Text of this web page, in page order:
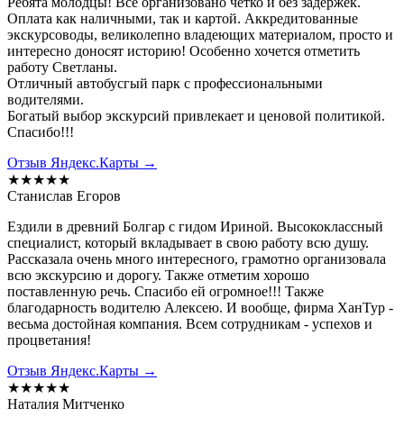
Оплата как наличными, так и картой. Аккредитованные
экскурсоводы, великолепно владеющих материалом, просто и
интересно доносят историю! Особенно хочется отметить
работу Светланы.
Отличный автобусгый парк с профессиональными
водителями.
Богатый выбор экскурсий привлекает и ценовой политикой.
Спасибо!!!
Отзыв Яндекс.Карты →
★★★★★
Станислав Егоров
Ездили в древний Болгар с гидом Ириной. Высококлассный
специалист, который вкладывает в свою работу всю душу.
Рассказала очень много интересного, грамотно организовала
всю экскурсию и дорогу. Также отметим хорошо
поставленную речь. Спасибо ей огромное!!! Также
благодарность водителю Алексею. И вообще, фирма ХанТур -
весьма достойная компания. Всем сотрудникам - успехов и
процветания!
Отзыв Яндекс.Карты →
★★★★★
Наталия Митченко